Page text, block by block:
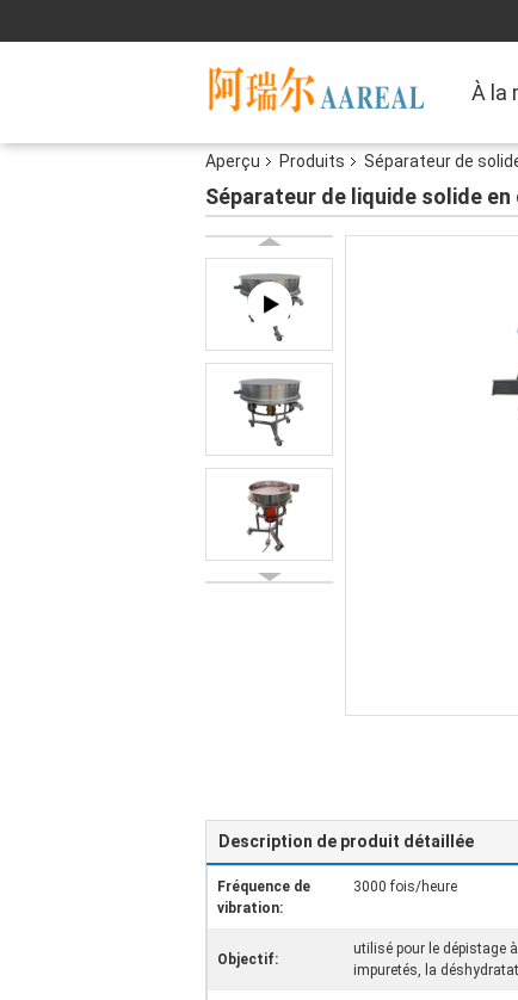
À la
Aperçu Produits Séparateur de
Séparateur de liquide solide
Description de produit détaillée
Fréquence de
vibration:
3000 fois/heure
Objectif:
utilisé pour le dépistage
impuretés, la